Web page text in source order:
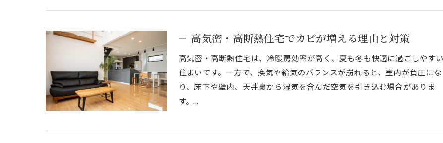
高気密・高断熱住宅でカビが増える理由と対策
高気密・高断熱住宅は、冷暖房効率が高く、夏も冬も快適に過ごしやすい
住まいです。一方で、換気や給気のバランスが崩れると、室内が負圧にな
り、床下や壁内、天井裏から湿気を含んだ空気を引き込む場合がありま
す。...